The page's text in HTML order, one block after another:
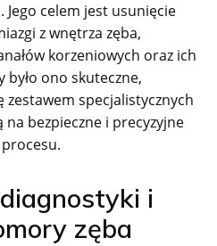
celem jest usunięcie
z wnętrza zęba,
korzeniowych oraz ich
było ono skuteczne,
specjalistycznych
bezpieczne i precyzyjne
i
zęba